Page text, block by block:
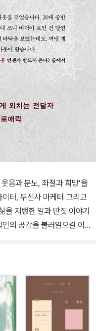
음과 분노, 좌절과 희망’을
터, 무신사 마케터 그리고
지탱한 일과 딴짓 이야기
의 공감을 불러일으킬 이
트숍 29CM(이십구센티미
29CM에 입점한다. 그리고
모두 카피라이터의 몫이
루에 200개의 배너 문구
글을 가지고 먹고사는 일